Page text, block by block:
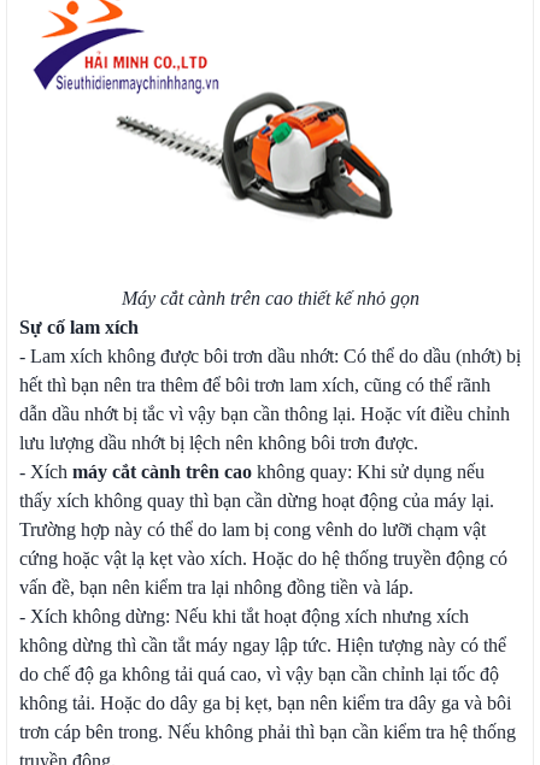
Máy cắt cành trên cao thiết kế nhỏ gọn
Sự cố lam xích
- Lam xích không được bôi trơn dầu nhớt: Có thể do dầu (nhớt) bị
hết thì bạn nên tra thêm để bôi trơn lam xích, cũng có thể rãnh
dẫn dầu nhớt bị tắc vì vậy bạn cần thông lại. Hoặc vít điều chỉnh
lưu lượng dầu nhớt bị lệch nên không bôi trơn được.
- Xích máy cắt cành trên cao không quay: Khi sử dụng nếu
thấy xích không quay thì bạn cần dừng hoạt động của máy lại.
Trường hợp này có thể do lam bị cong vênh do lưỡi chạm vật
cứng hoặc vật lạ kẹt vào xích. Hoặc do hệ thống truyền động có
vấn đề, bạn nên kiểm tra lại nhông đồng tiền và láp.
- Xích không dừng: Nếu khi tắt hoạt động xích nhưng xích
không dừng thì cần tắt máy ngay lập tức. Hiện tượng này có thể
do chế độ ga không tải quá cao, vì vậy bạn cần chỉnh lại tốc độ
không tải. Hoặc do dây ga bị kẹt, bạn nên kiểm tra dây ga và bôi
trơn cáp bên trong. Nếu không phải thì bạn cần kiểm tra hệ thống